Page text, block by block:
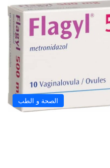
الصحة و الطب